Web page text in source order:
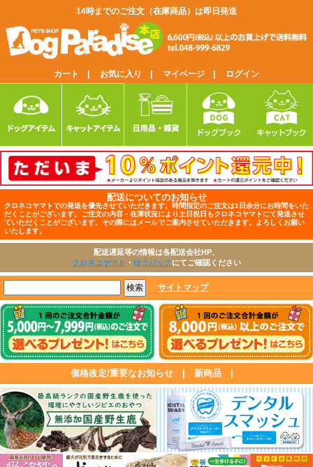
14時までのご注文（在庫商品）は即日発送
カート | お気に入り | マイページ | ログイン
配送についてのお知らせ
クロネコヤマトでの発送を優先させていただきます。時間指定のご注文は1日余分にお時間をいた
だくことがございます。ご注文の内容・在庫状況により土日祝日もクロネコヤマトにて発送させ
ていただくことがございます。その際にはメールでご案内させていただきます。よろしくお願い
いたします。
配送遅延等の情報は各配送会社HP、
クロネコヤマト ・ ゆうパックにてご確認ください
サイトマップ
価格改定/重要なお知らせ 新商品